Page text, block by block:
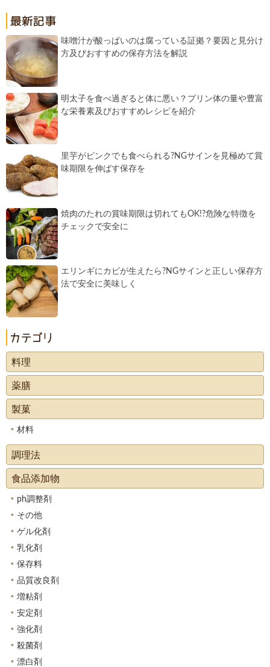
味噌汁が酸っぱいのは腐っている証拠？要因と見分け
方及びおすすめの保存方法を解説
明太子を食べ過ぎると体に悪い？プリン体の量や豊富
な栄養素及びおすすめレシピを紹介
里芋がピンクでも食べられる?NGサインを見極めて賞
味期限を伸ばす保存を
焼肉のたれの賞味期限は切れてもOK!?危険な特徴を
チェックで安全に
エリンギにカビが生えたら?NGサインと正しい保存方
法で安全に美味しく
料理
薬膳
製菓
材料
調理法
食品添加物
ph調整剤
その他
ゲル化剤
乳化剤
保存料
品質改良剤
増粘剤
安定剤
強化剤
殺菌剤
漂白剤